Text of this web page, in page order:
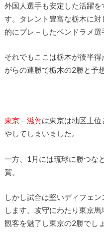
外国人選手も安定した活躍
す。タレント豊富な栃木に
的にプレ－したベンドラメ選
それでもここは栃木が後半
がらの連勝で栃木の2勝と予
東京－滋賀は東京は地区上
やしてしまいました。
一方、1月には琉球に勝つな
賀。
しかし試合は堅いディフェ
します。攻守にわたり東京
観客を魅了し東京の2勝でしょ